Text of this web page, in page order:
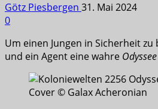
Götz Piesbergen 31. Mai 2024
0
Um einen Jungen in Sicherheit
und ein Agent eine wahre Odyssee
Cover © Galax Acheronian